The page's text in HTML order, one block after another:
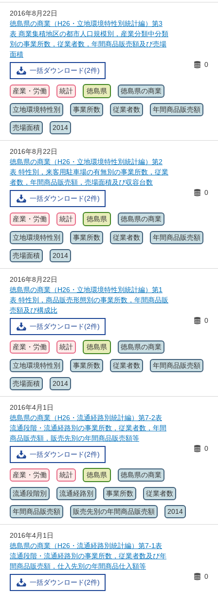
2016年8月22日
徳島県の商業（H26・立地環境特性別統計編）第3
表 商業集積地区の都市人口規模別，産業分類中分類
別の事業所数，従業者数，年間商品販売額及び売場
面積
一括ダウンロード(2件)
0
産業・労働 統計 徳島県 徳島県の商業
立地環境特性別 事業所数 従業者数 年間商品販売額
売場面積 2014
2016年8月22日
徳島県の商業（H26・立地環境特性別統計編）第2
表 特性別，来客用駐車場の有無別の事業所数，従業
者数，年間商品販売額，売場面積及び収容台数
一括ダウンロード(2件)
0
産業・労働 統計 徳島県 徳島県の商業
立地環境特性別 事業所数 従業者数 年間商品販売額
売場面積 2014
2016年8月22日
徳島県の商業（H26・立地環境特性別統計編）第1
表 特性別，商品販売形態別の事業所数，年間商品販
売額及び構成比
一括ダウンロード(2件)
0
産業・労働 統計 徳島県 徳島県の商業
立地環境特性別 事業所数 従業者数 年間商品販売額
売場面積 2014
2016年4月1日
徳島県の商業（H26・流通経路別統計編）第7-2表
流通段階・流通経路別の事業所数，従業者数，年間
商品販売額，販売先別の年間商品販売額等
一括ダウンロード(2件)
0
産業・労働 統計 徳島県 徳島県の商業
流通段階別 流通経路別 事業所数 従業者数
年間商品販売額 販売先別の年間商品販売額 2014
2016年4月1日
徳島県の商業（H26・流通経路別統計編）第7-1表
流通段階・流通経路別の事業所数，従業者数及び年
間商品販売額，仕入先別の年間商品仕入額等
一括ダウンロード(2件)
0